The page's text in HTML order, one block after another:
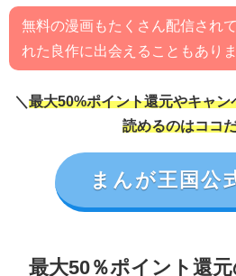
無料の漫画もたくさん配信され
れた良作に出会えることもあり
＼ 最大50%ポイント還元やキャ
読めるのはココ
まんが王国公
最大50％ポイント還